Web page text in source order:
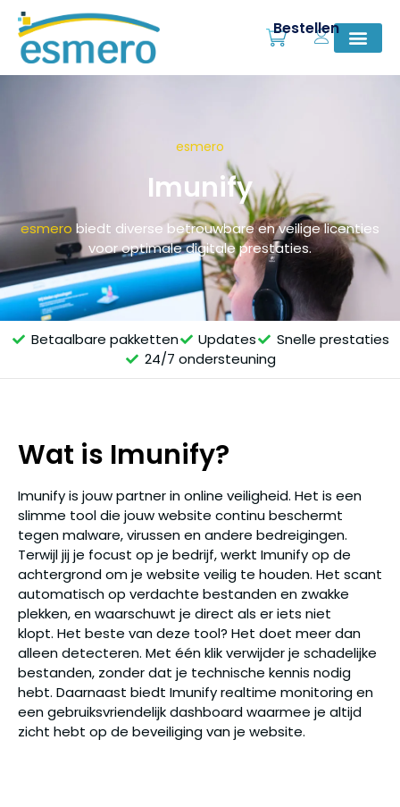
Bestellen
esmero
Imunify
esmero biedt diverse betrouwbare en veilige licenties
voor optimale digitale prestaties.
Betaalbare pakketten Updates
Snelle prestaties
24/7 ondersteuning
Wat is Imunify?
Imunify is jouw partner in online veiligheid. Het is een
slimme tool die jouw website continu beschermt
tegen malware, virussen en andere bedreigingen.
Terwijl jij je focust op je bedrijf, werkt Imunify op de
achtergrond om je website veilig te houden. Het scant
automatisch op verdachte bestanden en zwakke
plekken, en waarschuwt je direct als er iets niet
klopt. Het beste van deze tool? Het doet meer dan
alleen detecteren. Met één klik verwijder je schadelijke
bestanden, zonder dat je technische kennis nodig
hebt. Daarnaast biedt Imunify realtime monitoring en
een gebruiksvriendelijk dashboard waarmee je altijd
zicht hebt op de beveiliging van je website.